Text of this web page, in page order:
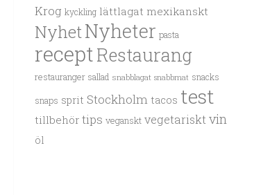
Krog kyckling lättlagat mexikanskt
NyhetNyheter pasta
receptRestaurang
restauranger sallad snabblagat snabbmat snacks
snaps sprit Stockholm tacos test
tillbehör tips veganskt vegetarisktvin
öl